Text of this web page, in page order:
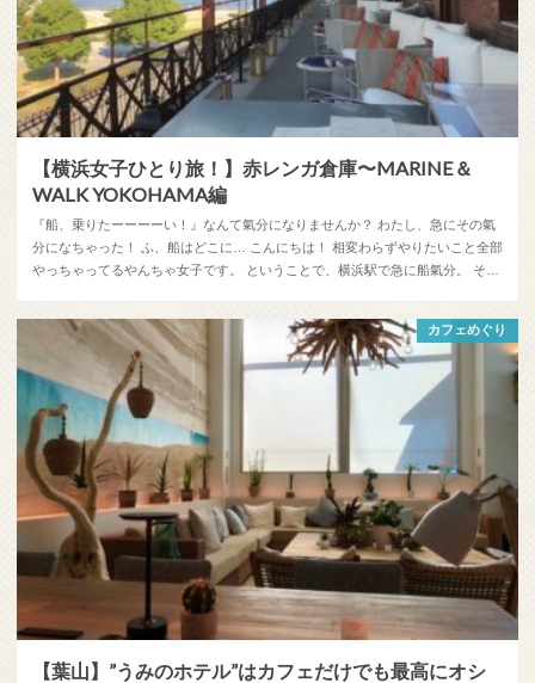
【横浜女子ひとり旅！】赤レンガ倉庫〜MARINE＆
WALK YOKOHAMA編
『船、乗りたーーーーい！』なんて氣分になりませんか？ わたし、急にその氣
分になちゃった！ ふ、船はどこに… こんにちは！ 相変わらずやりたいこと全部
やっちゃってるやんちゃ女子です。 ということで、横浜駅で急に船氣分。 そ…
カフェめぐり
【葉山】”うみのホテル”はカフェだけでも最高にオシ